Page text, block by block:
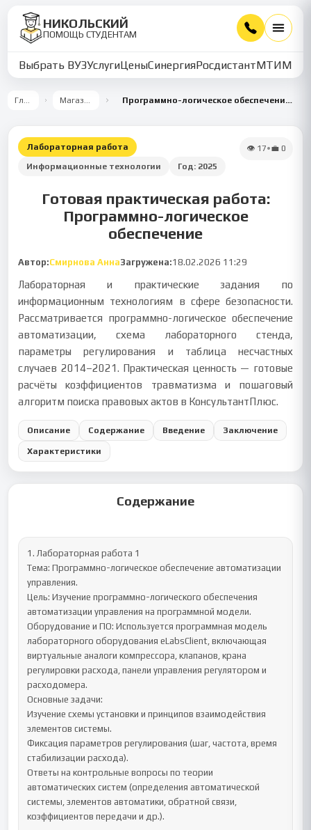
НИКОЛЬСКИЙ
ПОМОЩЬ СТУДЕНТАМ
Выбрать ВУЗУслугиЦеныСинергияРосдистантМТИММУ
Главная Магазин работ Программно-логическое обеспечение автоматизации управления
Лабораторная работа
Информационные технологии
Год: 2025
👁 17•💼 0
Готовая практическая работа:
Программно-логическое
обеспечение
Автор:Смирнова АннаЗагружена:18.02.2026 11:29
Лабораторная и практические задания по
информационным технологиям в сфере безопасности.
Рассматривается программно-логическое обеспечение
автоматизации, схема лабораторного стенда,
параметры регулирования и таблица несчастных
случаев 2014–2021. Практическая ценность — готовые
расчёты коэффициентов травматизма и пошаговый
алгоритм поиска правовых актов в КонсультантПлюс.
Описание Содержание Введение Заключение
Характеристики
Содержание
1. Лабораторная работа 1
Тема: Программно-логическое обеспечение автоматизации
управления.
Цель: Изучение программно-логического обеспечения
автоматизации управления на программной модели.
Оборудование и ПО: Используется программная модель
лабораторного оборудования eLabsClient, включающая
виртуальные аналоги компрессора, клапанов, крана
регулировки расхода, панели управления регулятором и
расходомера.
Основные задачи:
Изучение схемы установки и принципов взаимодействия
элементов системы.
Фиксация параметров регулирования (шаг, частота, время
стабилизации расхода).
Ответы на контрольные вопросы по теории
автоматических систем (определения автоматической
системы, элементов автоматики, обратной связи,
коэффициентов передачи и др.).